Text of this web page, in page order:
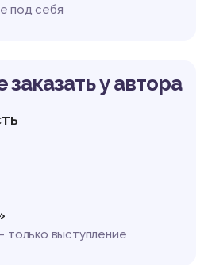
под себя
у автора
только выступление